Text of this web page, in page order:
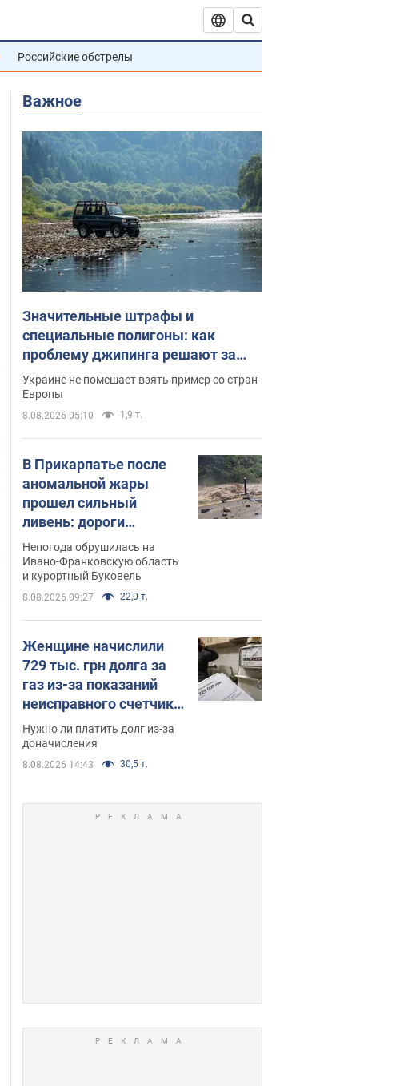
Российские обстрелы
Важное
Значительные штрафы и
специальные полигоны: как
проблему джипинга решают за
границей
Украине не помешает взять пример со стран
Европы
8.08.2026 05:10 1,9 т.
В Прикарпатье после
аномальной жары
прошел сильный
ливень: дороги
превратились в реки.
Видео
Непогода обрушилась на
Ивано-Франковскую область
и курортный Буковель
8.08.2026 09:27 22,0 т.
Женщине начислили
729 тыс. грн долга за
газ из-за показаний
неисправного счетчика:
судья вынес
неожиданное решение
Нужно ли платить долг из-за
доначисления
8.08.2026 14:43 30,5 т.